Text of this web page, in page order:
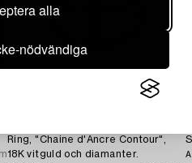
alla
nödvändiga
Ring, "Chaine d'Ancre Contour",
18K vitguld och diamanter.